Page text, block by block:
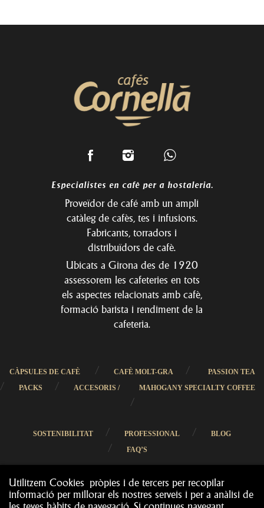
Utilitzem Cookies pròpies i de tercers per recopilar
informació per millorar els nostres serveis i per a anàlisi de
Especialistes en cafè per a hostaleria.
Proveïdor de café amb un ampli
catàleg de cafès, tes i infusions.
Fabricants, torradors i
distribuïdors de cafè.
Ubicats a Girona des de 1920
assessorem les cafeteries en tots
els aspectes relacionats amb cafè,
formació barista i rendiment de la
cafeteria.
CÀPSULES DE CAFÈ / CAFÈ MOLT-GRA / PASSION TEA
/ PACKS / ACCESORIS / MAHOGANY SPECIALTY COFFEE
/
SOSTENIBILITAT / PROFESSIONAL / BLOG
/ FAQ’S